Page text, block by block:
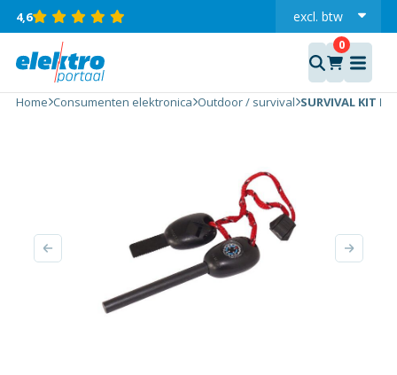
4,6 excl. btw
incl.
Home Consumenten elektronica Outdoor / survival SURVIVAL KIT
SURVIVAL
KIT